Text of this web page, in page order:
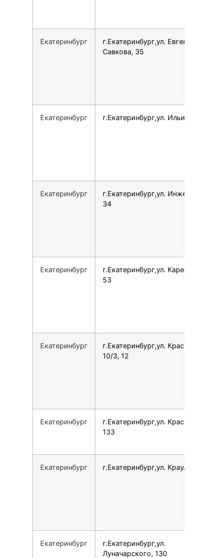
Екатеринбург
г.Екатеринбург,ул. Евгения
Савкова, 35
Екатеринбург г.Екатеринбург,ул. Ильича, 40
Екатеринбург
г.Екатеринбург,ул. Инженерная,
34
Екатеринбург
г.Екатеринбург,ул. Карельская,
53
Екатеринбург
г.Екатеринбург,ул. Краснолесья,
10/3, 12
Екатеринбург
г.Екатеринбург,ул. Краснолесья,
133
Екатеринбург г.Екатеринбург,ул. Крауля, 2
Екатеринбург
г.Екатеринбург,ул.
Луначарского, 130